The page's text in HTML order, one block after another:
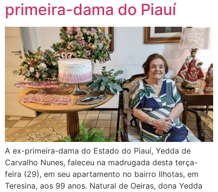
primeira-dama do Piauí
A ex-primeira-dama do Estado do Piauí, Yedda de
Carvalho Nunes, faleceu na madrugada desta terça-
feira (29), em seu apartamento no bairro Ilhotas, em
Teresina, aos 99 anos. Natural de Oeiras, dona Yedda